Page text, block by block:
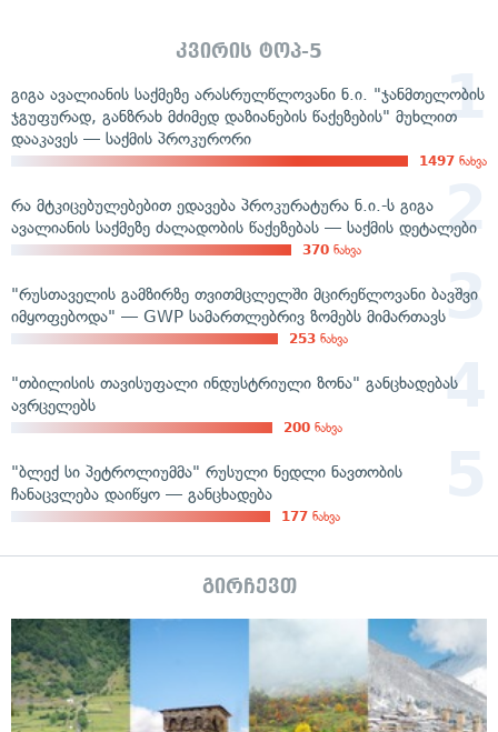
კვირის ტოპ-5
გიგა ავალიანის საქმეზე არასრულწლოვანი ნ.ი. "ჯანმთელობის
ჯგუფურად, განზრახ მძიმედ დაზიანების წაქეზების" მუხლით
დააკავეს — საქმის პროკურორი
1497 ნახვა
რა მტკიცებულებებით ედავება პროკურატურა ნ.ი.-ს გიგა
ავალიანის საქმეზე ძალადობის წაქეზებას — საქმის დეტალები
370 ნახვა
"რუსთაველის გამზირზე თვითმცლელში მცირეწლოვანი ბავშვი
იმყოფებოდა" — GWP სამართლებრივ ზომებს მიმართავს
253 ნახვა
"თბილისის თავისუფალი ინდუსტრიული ზონა" განცხადებას
ავრცელებს
200 ნახვა
"ბლექ სი პეტროლიუმმა" რუსული ნედლი ნავთობის
ჩანაცვლება დაიწყო — განცხადება
177 ნახვა
გირჩევთ